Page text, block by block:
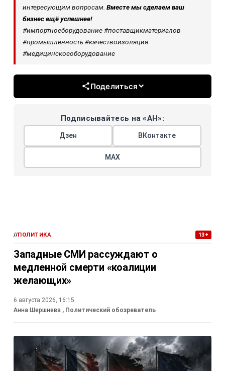
интересующим вопросам. Вместе мы сделаем ваш
бизнес ещё успешнее!
#импортноеборудование #поставщикматериалов
#промышленность #качествоизоляция
#медицинскоеоборудование
Поделиться
Подписывайтесь на «АН»:
Дзен ВКонтакте
МАХ
//ПОЛИТИКА 13+
Западные СМИ рассуждают о
медленной смерти «коалиции
желающих»
6 августа 2026, 16:15
Анна Шершнева , Политический обозреватель